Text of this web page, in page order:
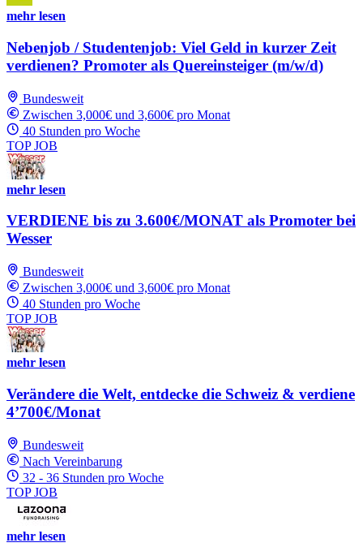
mehr lesen
Nebenjob / Studentenjob: Viel Geld in kurzer Zeit
verdienen? Promoter als Quereinsteiger (m/w/d)
Bundesweit
Zwischen 3,000€ und 3,600€ pro Monat
40 Stunden pro Woche
TOP JOB
mehr lesen
VERDIENE bis zu 3.600€/MONAT als Promoter bei
Wesser
Bundesweit
Zwischen 3,000€ und 3,600€ pro Monat
40 Stunden pro Woche
TOP JOB
mehr lesen
Verändere die Welt, entdecke die Schweiz & verdiene
4’700€/Monat
Bundesweit
Nach Vereinbarung
32 - 36 Stunden pro Woche
TOP JOB
mehr lesen